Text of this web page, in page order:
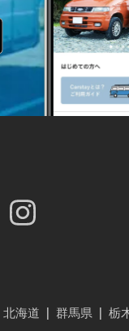
北海道 群馬県 栃